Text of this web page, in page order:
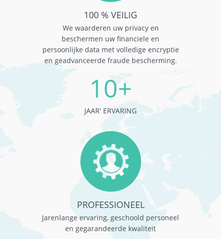
100 % VEILIG
We waarderen uw privacy en
beschermen uw financiele en
persoonlijke data met volledige encryptie
en geadvanceerde fraude bescherming.
10+
JAAR' ERVARING
PROFESSIONEEL
Jarenlange ervaring, geschoold personeel
en gegarandeerde kwaliteit